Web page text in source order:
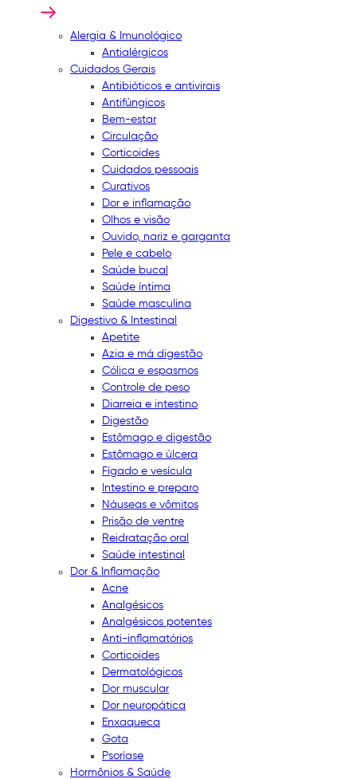
Alergia & Imunológico
Antialérgicos
Cuidados Gerais
Antibióticos e antivirais
Antifúngicos
Bem-estar
Circulação
Corticoides
Cuidados pessoais
Curativos
Dor e inflamação
Olhos e visão
Ouvido, nariz e garganta
Pele e cabelo
Saúde bucal
Saúde íntima
Saúde masculina
Digestivo & Intestinal
Apetite
Azia e má digestão
Cólica e espasmos
Controle de peso
Diarreia e intestino
Digestão
Estômago e digestão
Estômago e úlcera
Fígado e vesícula
Intestino e preparo
Náuseas e vômitos
Prisão de ventre
Reidratação oral
Saúde intestinal
Dor & Inflamação
Acne
Analgésicos
Analgésicos potentes
Anti-inflamatórios
Corticoides
Dermatológicos
Dor muscular
Dor neuropática
Enxaqueca
Gota
Psoríase
Hormônios & Saúde